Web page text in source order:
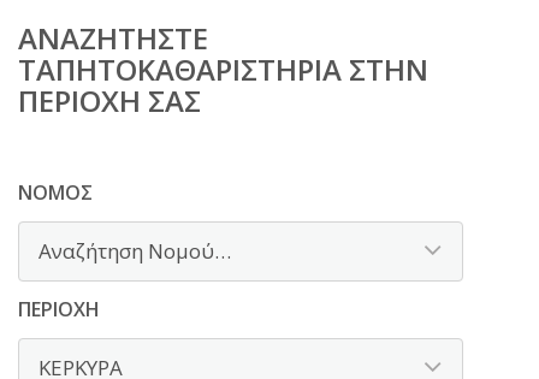
ΑΝΑΖΗΤΉΣΤΕ
ΤΑΠΗΤΟΚΑΘΑΡΙΣΤΉΡΙΑ ΣΤΗΝ
ΠΕΡΙΟΧΉ ΣΑΣ
ΝΟΜΌΣ
ΠΕΡΙΟΧΉ